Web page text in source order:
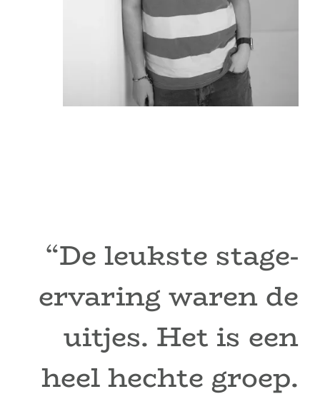
“De leukste stage-
ervaring waren de
uitjes. Het is een
heel hechte groep.